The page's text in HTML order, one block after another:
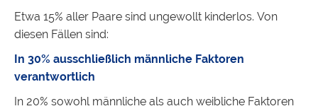
Etwa 15% aller Paare sind ungewollt kinderlos. Von
diesen Fällen sind:
In 30% ausschließlich männliche Faktoren
verantwortlich
In 20% sowohl männliche als auch weibliche Faktoren